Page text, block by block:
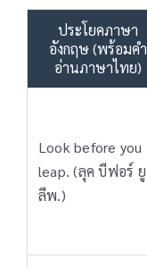
ประโยคภาษา
อังกฤษ (พร้อมคำ
อ่านภาษาไทย)
Look before you
leap. (ลุค บีฟอร์ ยู
ลีพ.)